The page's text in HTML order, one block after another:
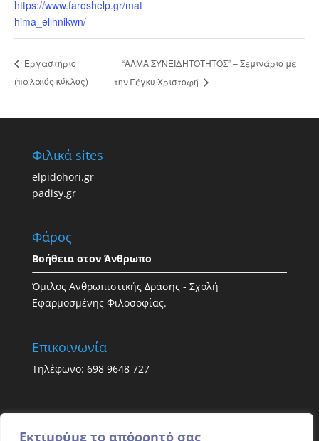
Εκτιμούμε το απόρρητό σας
https://www.faroshelp.gr/mat
hima_ellhnikwn/
Εργαστήριο
(παλαιός κύκλος)
“ΑΛΜΑ ΣΥΝΕΙΔΗΤΟΤΗΤΟΣ” – Σεμινάριο με
την Πέγκυ Χριστοφή
Φιλικά sites
elpidohori.gr
padisy.gr
Φάρος
Βοήθεια στον Άνθρωπο
Όμιλος Ανθρωπιστικής Δράσης - Σχολή
Εφαρμοσμένης Φιλοσοφίας.
Επικοινωνία
Τηλέφωνο: 698 9648 727